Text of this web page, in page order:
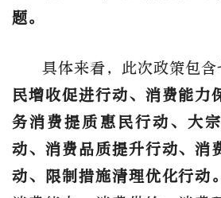
题。
具体来看，此次政策包含
民增收促进行动、消费能力
务消费提质惠民行动、大
动、消费品质提升行动、消
动、限制措施清理优化行动。